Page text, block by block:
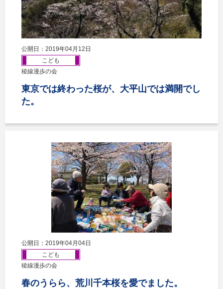
公開日：2019年04月12日
こども
稜線漫歩の会
東京では終わった桜が、大平山では満開でし
た。
公開日：2019年04月04日
こども
稜線漫歩の会
春のうらら、荒川千本桜を愛でました。